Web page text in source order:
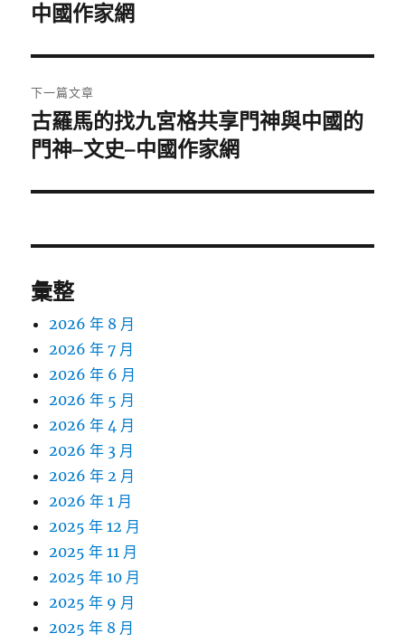
導
覽
一
文
章:
中國作家網
下一篇文章
下
一
文
古羅馬的找九宮格共享門神與中國的
門神–文史–中國作家網
彙整
2026 年 8 月
2026 年 7 月
2026 年 6 月
2026 年 5 月
2026 年 4 月
2026 年 3 月
2026 年 2 月
2026 年 1 月
2025 年 12 月
2025 年 11 月
2025 年 10 月
2025 年 9 月
2025 年 8 月